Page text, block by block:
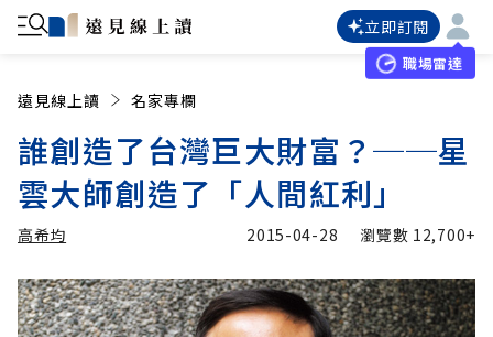
立即訂閱
職場雷達
遠見線上讀 名家專欄
誰創造了台灣巨大財富？──星
雲大師創造了「人間紅利」
高希均
高希均 加入追蹤
2015-04-28 瀏覽數 12,700+